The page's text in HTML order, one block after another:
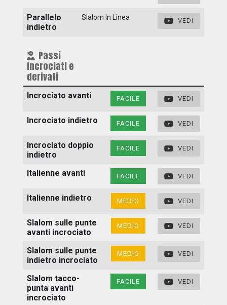
Parallelo
indietro
Slalom In Linea VEDI
Passi
Incrociati e
derivati
Incrociato avanti FACILE VEDI
Incrociato indietro FACILE VEDI
Incrociato doppio
indietro
FACILE VEDI
Italienne avanti FACILE VEDI
Italienne indietro MEDIO VEDI
Slalom sulle punte
avanti incrociato
MEDIO VEDI
Slalom sulle punte
indietro incrociato
MEDIO VEDI
Slalom tacco-
punta avanti
incrociato
FACILE VEDI